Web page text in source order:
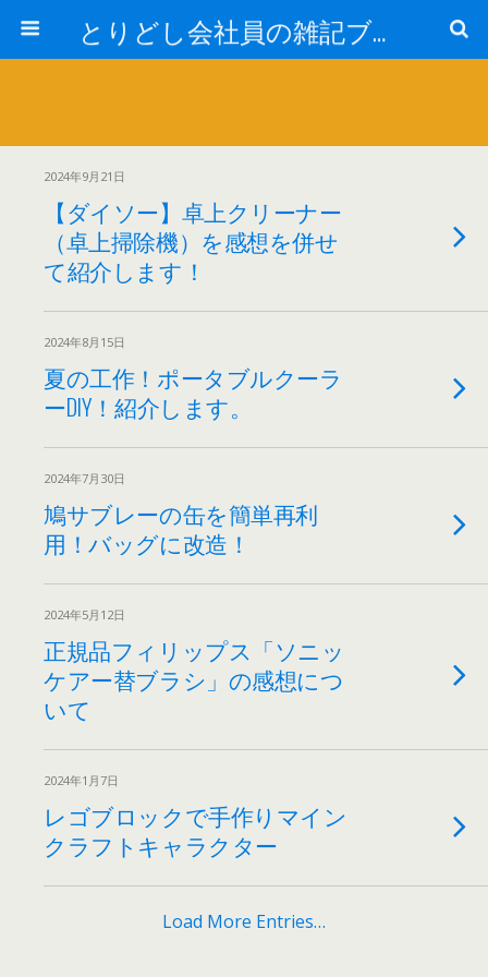
とりどし会社員の雑記ブログ
2024年9月21日
【ダイソー】卓上クリーナー
（卓上掃除機）を感想を併せ
て紹介します！
2024年8月15日
夏の工作！ポータブルクーラ
ーDIY！紹介します。
2024年7月30日
鳩サブレーの缶を簡単再利
用！バッグに改造！
2024年5月12日
正規品フィリップス「ソニッ
ケアー替ブラシ」の感想につ
いて
2024年1月7日
レゴブロックで手作りマイン
クラフトキャラクター
Load More Entries…